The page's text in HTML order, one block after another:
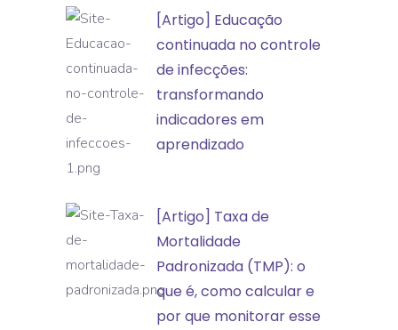
de
incidentes
e
eventos
adversos
[Artigo]
Educação
continuada
no
controle
de
infecções:
indicadores
em
aprendizado
[Artigo] Educação
continuada no controle
de infecções:
transformando
indicadores em
aprendizado
[Artigo]
Taxa
de
Mortalidade
[Artigo] Taxa de
Mortalidade
Padronizada (TMP): o
que é, como calcular e
por que monitorar esse